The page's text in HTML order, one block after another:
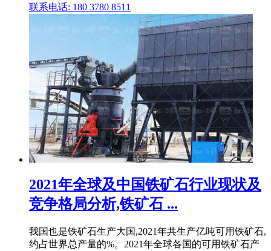
联系电话: 180 3780 8511
2021年全球及中国铁矿石行业现状及
竞争格局分析,铁矿石 ...
我国也是铁矿石生产大国,2021年共生产亿吨可用铁矿石,
约占世界总产量的%。2021年全球各国的可用铁矿石产